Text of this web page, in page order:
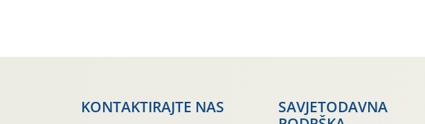
KONTAKTIRAJTE NAS
SAVJETODAVNA